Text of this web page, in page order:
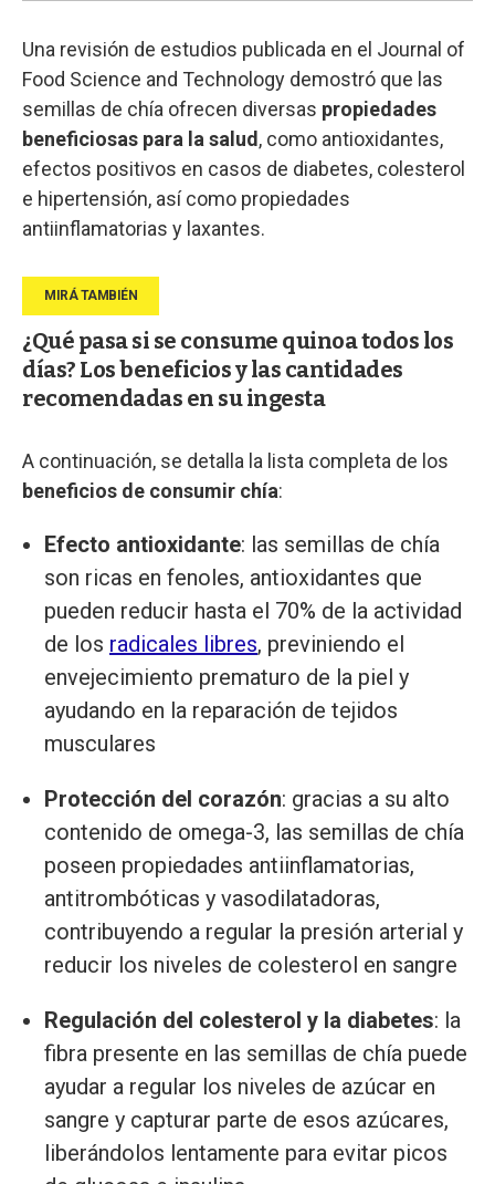
Una revisión de estudios publicada en el Journal of
Food Science and Technology demostró que las
semillas de chía ofrecen diversas propiedades
beneficiosas para la salud , como antioxidantes,
efectos positivos en casos de diabetes, colesterol
e hipertensión, así como propiedades
antiinflamatorias y laxantes.
¿Qué pasa si se consume quinoa todos los
días? Los beneficios y las cantidades
recomendadas en su ingesta
A continuación, se detalla la lista completa de los
beneficios de consumir chía:
Efecto antioxidante: las semillas de chía
son ricas en fenoles, antioxidantes que
pueden reducir hasta el 70% de la actividad
de los radicales libres, previniendo el
envejecimiento prematuro de la piel y
ayudando en la reparación de tejidos
musculares
Protección del corazón: gracias a su alto
contenido de omega-3, las semillas de chía
poseen propiedades antiinflamatorias,
antitrombóticas y vasodilatadoras,
contribuyendo a regular la presión arterial y
reducir los niveles de colesterol en sangre
Regulación del colesterol y la diabetes: la
fibra presente en las semillas de chía puede
ayudar a regular los niveles de azúcar en
sangre y capturar parte de esos azúcares,
liberándolos lentamente para evitar picos